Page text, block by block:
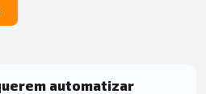
automatizar